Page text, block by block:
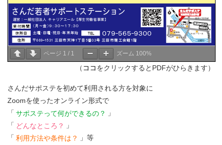
ページ 1 / 1 ズーム 100%
（ ココをクリックするとPDFがひらきます）
さんだサポステを初めて利用される方を対象に
Zoomを使ったオンライン形式で
「 サポステって何ができるの？
」
「 どんなところ？
」
「 利用方法や条件は？
」等